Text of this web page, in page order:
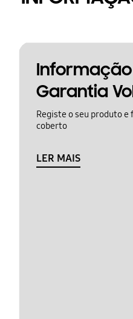
Garantia
Registe o seu produto e
coberto
LER MAIS